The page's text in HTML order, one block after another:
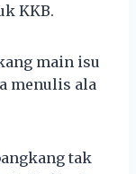
KKB.
main isu
menulis ala
tak